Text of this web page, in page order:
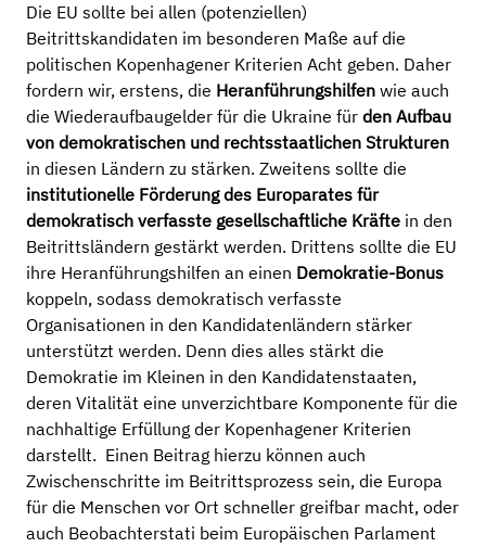
Die EU sollte bei allen (potenziellen)
Beitrittskandidaten im besonderen Maße auf die
politischen Kopenhagener Kriterien Acht geben. Daher
fordern wir, erstens, die Heranführungshilfen wie auch
die Wiederaufbaugelder für die Ukraine für den Aufbau
von demokratischen und rechtsstaatlichen Strukturen
in diesen Ländern zu stärken. Zweitens sollte die
institutionelle Förderung des Europarates für
demokratisch verfasste gesellschaftliche Kräfte in den
Beitrittsländern gestärkt werden. Drittens sollte die EU
ihre Heranführungshilfen an einen Demokratie-Bonus
koppeln, sodass demokratisch verfasste
Organisationen in den Kandidatenländern stärker
unterstützt werden. Denn dies alles stärkt die
Demokratie im Kleinen in den Kandidatenstaaten,
deren Vitalität eine unverzichtbare Komponente für die
nachhaltige Erfüllung der Kopenhagener Kriterien
darstellt. Einen Beitrag hierzu können auch
Zwischenschritte im Beitrittsprozess sein, die Europa
für die Menschen vor Ort schneller greifbar macht, oder
auch Beobachterstati beim Europäischen Parlament